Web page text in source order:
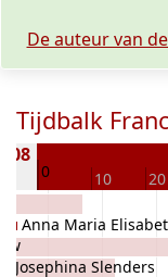
De auteur van
Tijdbalk
0 10 20
Josephina Slenders
Anna Maria